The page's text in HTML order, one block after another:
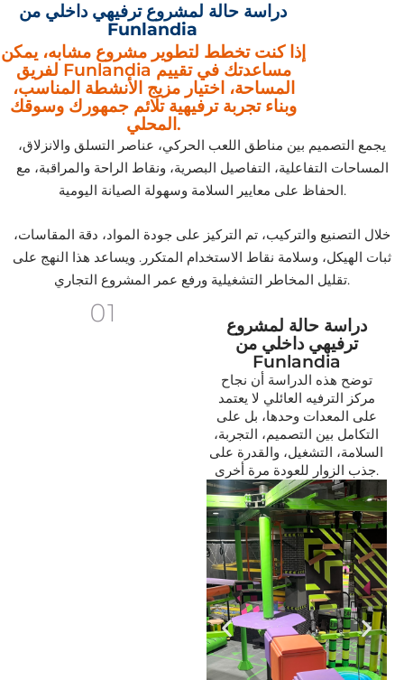
دراسة حالة لمشروع ترفيهي داخلي من
Funlandia
إذا كنت تخطط لتطوير مشروع مشابه، يمكن
لفريق Funlandia مساعدتك في تقييم
المساحة، اختيار مزيج الأنشطة المناسب،
وبناء تجربة ترفيهية تلائم جمهورك وسوقك
المحلي.
يجمع التصميم بين مناطق اللعب الحركي، عناصر التسلق والانزلاق،
المساحات التفاعلية، التفاصيل البصرية، ونقاط الراحة والمراقبة، مع
الحفاظ على معايير السلامة وسهولة الصيانة اليومية.
خلال التصنيع والتركيب، تم التركيز على جودة المواد، دقة المقاسات،
ثبات الهيكل، وسلامة نقاط الاستخدام المتكرر. ويساعد هذا النهج على
تقليل المخاطر التشغيلية ورفع عمر المشروع التجاري.
01
دراسة حالة لمشروع
ترفيهي داخلي من
Funlandia
توضح هذه الدراسة أن نجاح
مركز الترفيه العائلي لا يعتمد
على المعدات وحدها، بل على
التكامل بين التصميم، التجربة،
السلامة، التشغيل، والقدرة على
جذب الزوار للعودة مرة أخرى.